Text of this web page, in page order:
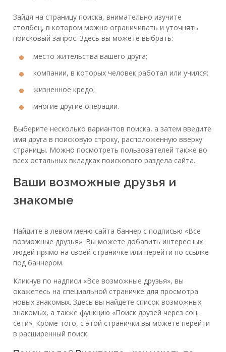
Зайдя на страницу поиска, внимательно изучите
столбец, в котором можно ограничивать и уточнять
поисковый запрос. Здесь вы можете выбрать:
место жительства вашего друга;
компании, в которых человек работал или учился;
жизненное кредо;
многие другие операции.
Выберите несколько вариантов поиска, а затем введите
имя друга в поисковую строку, расположенную вверху
страницы. Можно посмотреть пользователей также во
всех остальных вкладках поискового раздела сайта.
Ваши возможные друзья и
знакомые
Найдите в левом меню сайта баннер с подписью «Все
возможные друзья». Вы можете добавить интересных
людей прямо на своей страничке или перейти по ссылке
под баннером.
Кликнув по надписи «Все возможные друзья», вы
окажетесь на специальной страничке для просмотра
новых знакомых. Здесь вы найдёте список возможных
знакомых, а также функцию «Поиск друзей через соц.
сети». Кроме того, с этой странички вы можете перейти
в расширенный поиск.